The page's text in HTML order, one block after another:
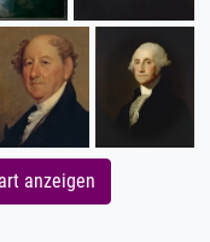
anzeigen